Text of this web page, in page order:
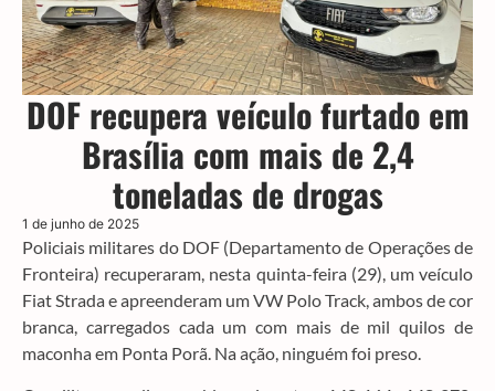
DOF recupera veículo furtado em
Brasília com mais de 2,4
toneladas de drogas
1 de junho de 2025
Policiais militares do DOF (Departamento de Operações de
Fronteira) recuperaram, nesta quinta-feira (29), um veículo
Fiat Strada e apreenderam um VW Polo Track, ambos de cor
branca, carregados cada um com mais de mil quilos de
maconha em Ponta Porã. Na ação, ninguém foi preso.